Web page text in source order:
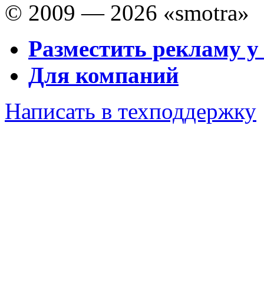
© 2009 — 2026 «smotra»
Разместить рекламу у
Для компаний
Написать в техподдержку